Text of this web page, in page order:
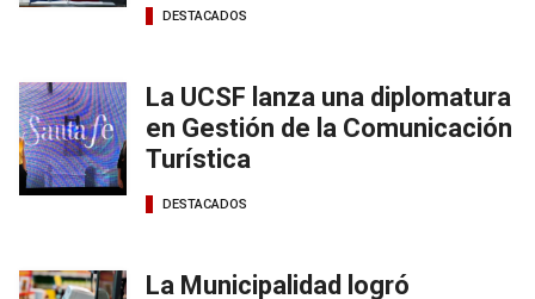
DESTACADOS
La UCSF lanza una diplomatura
en Gestión de la Comunicación
Turística
DESTACADOS
La Municipalidad logró